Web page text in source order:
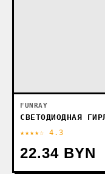
FUNRAY
СВЕТОДИОДНАЯ
★★★★☆ 4.3
22.34 BYN